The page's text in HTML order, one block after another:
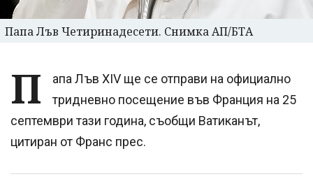
Папа Лъв Четиринадесети. Снимка АП/БТА
П
апа Лъв XIV ще се отправи на официално
тридневно посещение във Франция на 25
септември тази година, съобщи Ватиканът,
цитиран от Франс прес.